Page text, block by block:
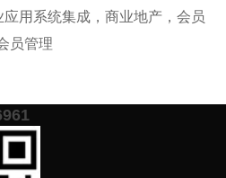
用系统集成，商业地产，会员
员管理
务行业，电商，供应链，渠道